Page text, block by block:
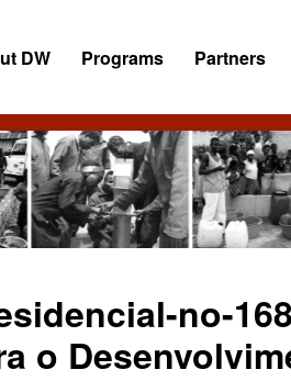
DW Programs Partners
no-
o